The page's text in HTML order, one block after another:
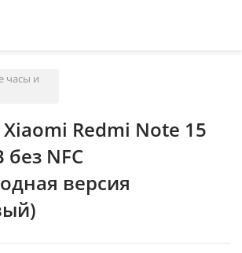
часы и
Redmi Note 15
без NFC
версия